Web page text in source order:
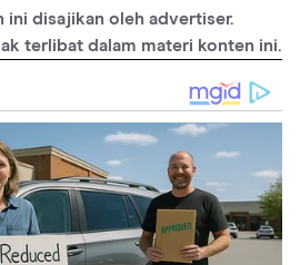
diseases/acne/diy/types-breakouts
how-to-get-rid-of-blackheads-on-
ini disajikan oleh advertiser.
terlibat dalam materi konten ini.